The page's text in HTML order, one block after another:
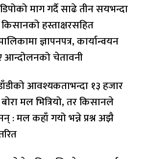
माग गर्दै साढे तीन सयभन्दा
हस्ताक्षरसहित
ज्ञापनपत्र, कार्यान्वयन
आन्दोलनको चेतावनी
आवश्यकताभन्दा १३ हजार
मल भित्रियो, तर किसानले
: मल कहाँ गयो भन्ने प्रश्न अझै